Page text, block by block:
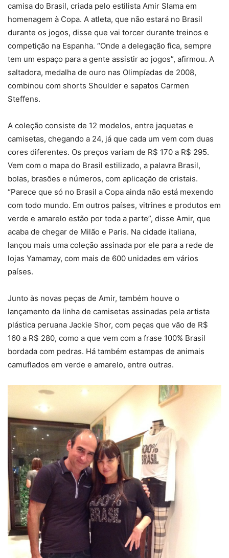
camisa do Brasil, criada pelo estilista Amir Slama em
homenagem à Copa. A atleta, que não estará no Brasil
durante os jogos, disse que vai torcer durante treinos e
competição na Espanha. “Onde a delegação fica, sempre
tem um espaço para a gente assistir ao jogos”, afirmou. A
saltadora, medalha de ouro nas Olimpíadas de 2008,
combinou com shorts Shoulder e sapatos Carmen
Steffens.
A coleção consiste de 12 modelos, entre jaquetas e
camisetas, chegando a 24, já que cada um vem com duas
cores diferentes. Os preços variam de R$ 170 a R$ 295.
Vem com o mapa do Brasil estilizado, a palavra Brasil,
bolas, brasões e números, com aplicação de cristais.
“Parece que só no Brasil a Copa ainda não está mexendo
com todo mundo. Em outros países, vitrines e produtos em
verde e amarelo estão por toda a parte”, disse Amir, que
acaba de chegar de Milão e Paris. Na cidade italiana,
lançou mais uma coleção assinada por ele para a rede de
lojas Yamamay, com mais de 600 unidades em vários
países.
Junto às novas peças de Amir, também houve o
lançamento da linha de camisetas assinadas pela artista
plástica peruana Jackie Shor, com peças que vão de R$
160 a R$ 280, como a que vem com a frase 100% Brasil
bordada com pedras. Há também estampas de animais
camuflados em verde e amarelo, entre outras.